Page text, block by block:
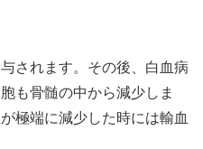
されます。その後、白血病
も骨髄の中から減少しま
極端に減少した時には輸血